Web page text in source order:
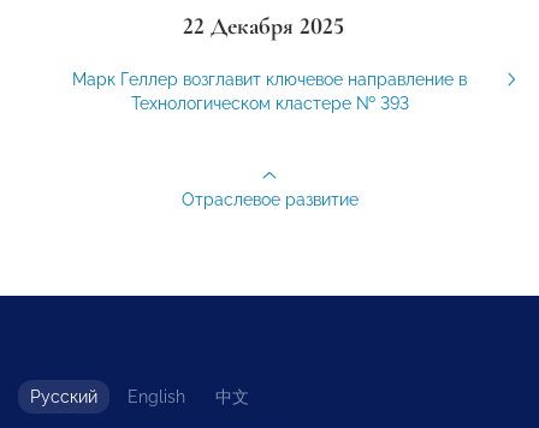
22 Декабря 2025
Марк Геллер возглавит ключевое направление в
Технологическом кластере № 393
Отраслевое развитие
Русский English 中文